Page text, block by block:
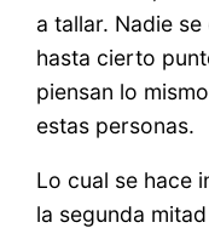
a tallar. Nadie
hasta cierto
piensan lo
estas personas.
Lo cual se hace
la segunda